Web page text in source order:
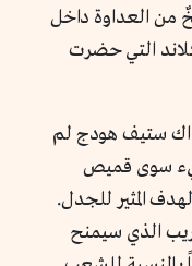
من العداوة داخل
التي حضرت
ستيف هودج لم
بشيء سوى قميص
المثير للجدل.
الذي سيمنح